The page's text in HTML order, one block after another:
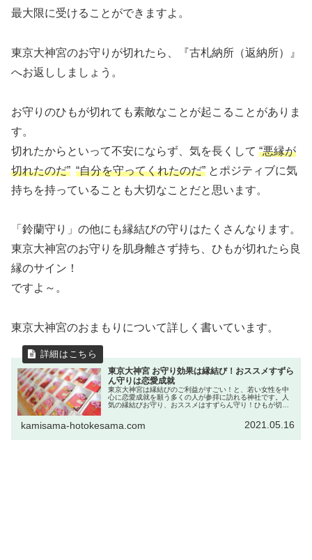
最大限に受けることができますよ。
東京大神宮のお守りが切れたら、『古札納所（返納所）』
へお返ししましょう。
お守りのひもが切れても素敵なことが起こることがありま
す。
切れたからといって不安にならず、気を長くして “悪縁が
切れたのだ” “自分を守ってくれたのだ” とポジティブに気
持ちを持っていることも大切なことだと思います。
「鈴蘭守り」の他にも縁結びの守りはたくさんなります。
東京大神宮のお守りを肌身離さず持ち、ひもが切れたら良
縁のサイン！
ですよ～。
東京大神宮のおまもりについて詳しく書いています。
東京大神宮 お守り効果は縁結び！おススメすずら
ん守りは恋愛成就
東京大神宮は縁結びのご利益がすごい！と、若い女性を中
心に恋愛成就を願う多くの人が参拝に訪れる神社です。人
気の縁結びお守り、おススメはすずらん守り！ひもが切れ
kamisama-hotokesama.com 2021.05.16